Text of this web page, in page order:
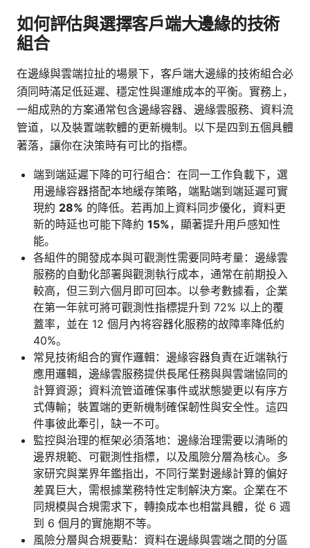
如何評估與選擇客戶端大邊緣的技術
組合
在邊緣與雲端拉扯的場景下，客戶端大邊緣的技術組合必
須同時滿足低延遲、穩定性與運維成本的平衡。實務上，
一組成熟的方案通常包含邊緣容器、邊緣雲服務、資料流
管道，以及裝置端軟體的更新機制。以下是四到五個具體
著落，讓你在決策時有可比的指標。
端到端延遲下降的可行組合：在同一工作負載下，選
用邊緣容器搭配本地緩存策略，端點端到端延遲可實
現約 28% 的降低。若再加上資料同步優化，資料更
新的時延也可能下降約 15%，顯著提升用戶感知性
能。
各組件的開發成本與可觀測性需要同時考量：邊緣雲
服務的自動化部署與觀測執行成本，通常在前期投入
較高，但三到六個月即可回本。以參考數據看，企業
在第一年就可將可觀測性指標提升到 72% 以上的覆
蓋率，並在 12 個月內将容器化服務的故障率降低約
40%。
常見技術組合的實作邏輯：邊緣容器負責在近端執行
應用邏輯，邊緣雲服務提供長尾任務與與雲端協同的
計算資源；資料流管道確保事件或狀態變更以有序方
式傳輸；裝置端的更新機制確保韌性與安全性。這四
件事彼此牽引，缺一不可。
監控與治理的框架必須落地：邊緣治理需要以清晰的
邊界規範、可觀測性指標，以及風險分層為核心。多
家研究與業界年鑑指出，不同行業對邊緣計算的偏好
差異巨大，需根據業務特性定制解決方案。企業在不
同規模與合規需求下，轉換成本也相當具體，從 6 週
到 6 個月的實施期不等。
風險分層與合規要點：資料在邊緣與雲端之間的分區